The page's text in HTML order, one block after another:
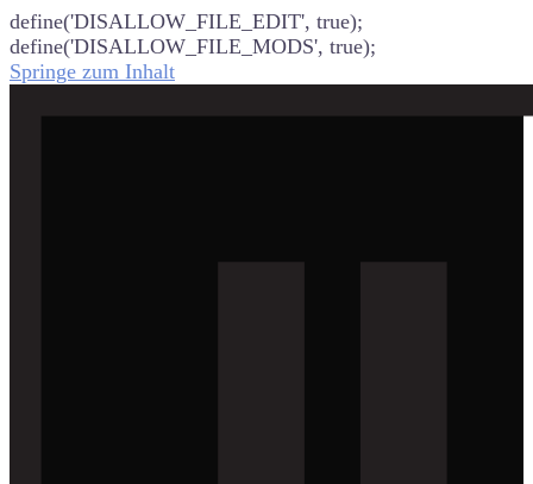
define('DISALLOW_FILE_EDIT', true);
define('DISALLOW_FILE_MODS', true);
Springe zum Inhalt